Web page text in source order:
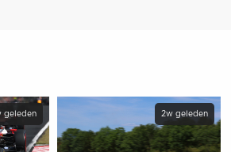
geleden 2w geleden